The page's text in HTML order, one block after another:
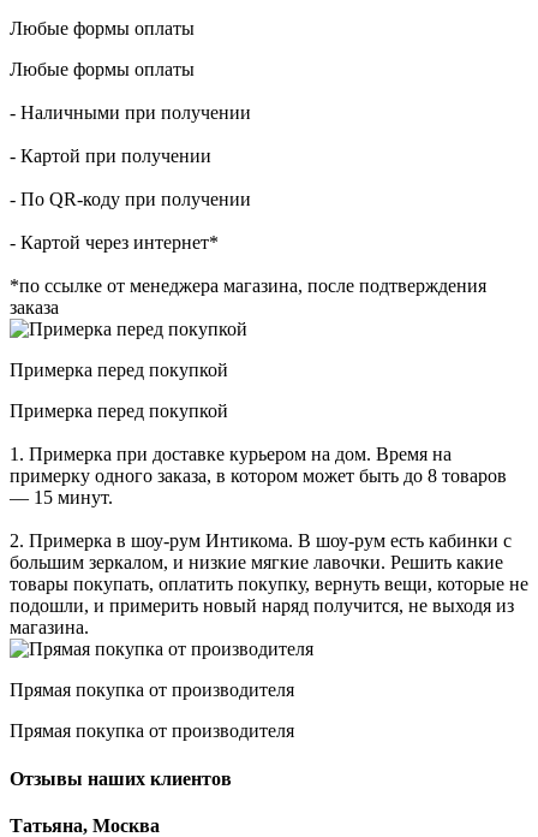
Любые формы оплаты
Любые формы оплаты
- Наличными при получении
- Картой при получении
- По QR-коду при получении
- Картой через интернет*
*по ссылке от менеджера магазина, после подтверждения
заказа
Примерка перед покупкой
Примерка перед покупкой
1. Примерка при доставке курьером на дом. Время на
примерку одного заказа, в котором может быть до 8 товаров
— 15 минут.
2. Примерка в шоу-рум Интикома. В шоу-рум есть кабинки с
большим зеркалом, и низкие мягкие лавочки. Решить какие
товары покупать, оплатить покупку, вернуть вещи, которые не
подошли, и примерить новый наряд получится, не выходя из
магазина.
Прямая покупка от производителя
Прямая покупка от производителя
Отзывы наших клиентов
Татьяна, Москва